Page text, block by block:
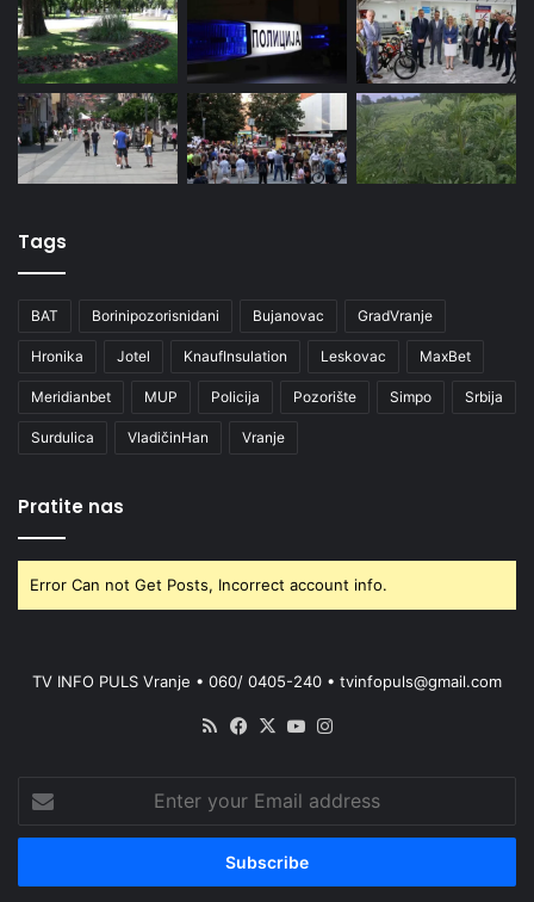
Tags
BAT Borinipozorisnidani Bujanovac GradVranje
Hronika Jotel KnaufInsulation Leskovac MaxBet
Meridianbet MUP Policija Pozorište Simpo Srbija
Surdulica VladičinHan Vranje
Pratite nas
Error Can not Get Posts, Incorrect account info.
TV INFO PULS Vranje • 060/ 0405-240 • tvinfopuls@gmail.com
RSS Facebook
X YouTube
your
Email